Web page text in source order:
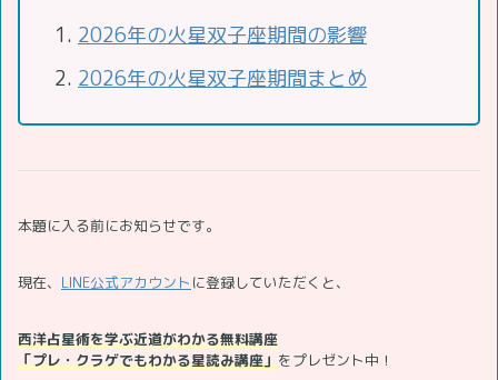
2026年の火星双子座期間の影響
2026年の火星双子座期間まとめ
本題に入る前にお知らせです。
現在、 LINE公式アカウント に登録していただくと、
西洋占星術を学ぶ近道がわかる無料講座
「プレ・クラゲでもわかる星読み講座」をプレゼント中！